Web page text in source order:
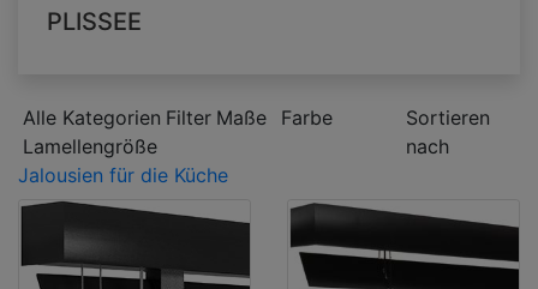
PLISSEE
Alle Kategorien Filter Maße
Farbe
Lamellengröße
Sortieren
nach
Jalousien für die Küche